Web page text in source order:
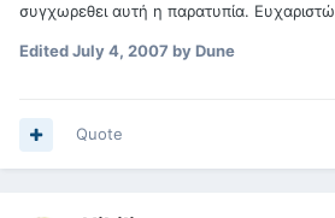
συγχωρεθει αυτή η παρατυπία. Ευχαριστώ
EditedJuly 4, 2007 by Dune
Quote